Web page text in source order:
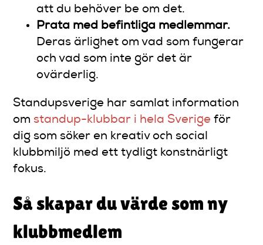
att du behöver be om det.
Prata med befintliga medlemmar.
Deras ärlighet om vad som fungerar
och vad som inte gör det är
ovärderlig.
Standupsverige har samlat information
om standup-klubbar i hela Sverige för
dig som söker en kreativ och social
klubbmiljö med ett tydligt konstnärligt
fokus.
Så skapar du värde som ny
klubbmedlem